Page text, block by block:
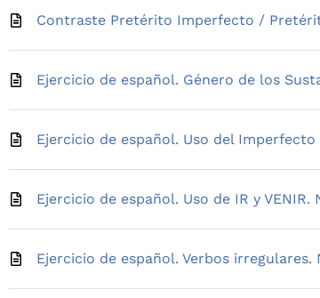
Contraste Pretérito Imperfecto /
Ejercicio de español. Género de los
Ejercicio de español. Uso del
Ejercicio de español. Uso de IR y VENIR.
Ejercicio de español. Verbos irregulares.